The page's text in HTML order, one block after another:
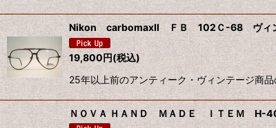
Nikon carbomaxII ＦＢ 102Ｃ-68 ヴィ
19,800円(税込)
25年以上前のアンティーク・ヴィンテージ商
ＮＯＶＡ ＨＡＮＤ ＭＡＤＥ ＩＴＥＭ H-